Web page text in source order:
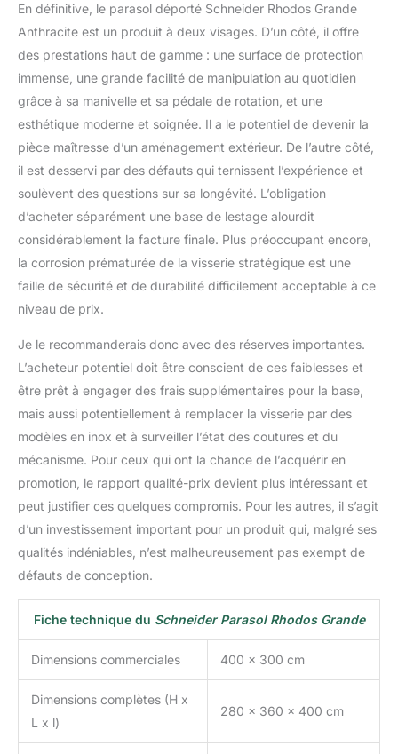
En définitive, le parasol déporté Schneider Rhodos Grande
Anthracite est un produit à deux visages. D’un côté, il offre
des prestations haut de gamme : une surface de protection
immense, une grande facilité de manipulation au quotidien
grâce à sa manivelle et sa pédale de rotation, et une
esthétique moderne et soignée. Il a le potentiel de devenir la
pièce maîtresse d’un aménagement extérieur. De l’autre côté,
il est desservi par des défauts qui ternissent l’expérience et
soulèvent des questions sur sa longévité. L’obligation
d’acheter séparément une base de lestage alourdit
considérablement la facture finale. Plus préoccupant encore,
la corrosion prématurée de la visserie stratégique est une
faille de sécurité et de durabilité difficilement acceptable à ce
niveau de prix.
Je le recommanderais donc avec des réserves importantes.
L’acheteur potentiel doit être conscient de ces faiblesses et
être prêt à engager des frais supplémentaires pour la base,
mais aussi potentiellement à remplacer la visserie par des
modèles en inox et à surveiller l’état des coutures et du
mécanisme. Pour ceux qui ont la chance de l’acquérir en
promotion, le rapport qualité-prix devient plus intéressant et
peut justifier ces quelques compromis. Pour les autres, il s’agit
d’un investissement important pour un produit qui, malgré ses
qualités indéniables, n’est malheureusement pas exempt de
défauts de conception.
Fiche technique du Schneider Parasol Rhodos Grande
Dimensions commerciales 400 x 300 cm
Dimensions complètes (H x
L x l)
280 x 360 x 400 cm